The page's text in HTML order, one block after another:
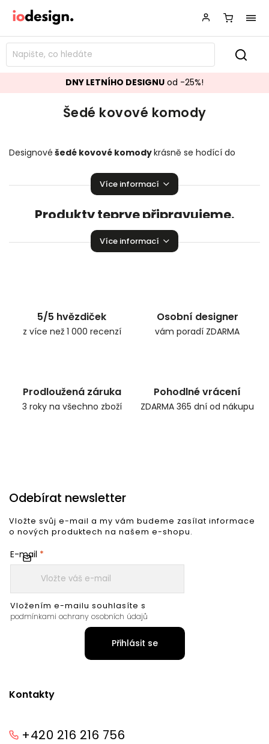
DNY LETNÍHO DESIGNU od -25%!
Šedé kovové komody
Designové šedé kovové komodykrásně se hodící do
rozzáří vaší domácnosti!
Více informací
Produkty teprve připravujeme.
Můžete se ale podívat na ostatní kategorie.
Více informací
5/5 hvězdiček
z více než 1 000 recenzí
Osobní designer
vám poradí ZDARMA
Prodloužená záruka
3 roky na všechno zboží
Pohodlné vrácení
ZDARMA 365 dní od nákupu
Kontakty
+420 216 216 756
Odebírat newsletter
Vložte svůj e-mail a my vám budeme zasílat informace
o nových produktech na našem e-shopu.
E-mail
Vložením e-mailu souhlasíte s
podmínkami ochrany osobních údajů
Přihlásit se